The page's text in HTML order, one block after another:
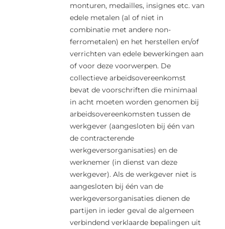
monturen, medailles, insignes etc. van
edele metalen (al of niet in
combinatie met andere non-
ferrometalen) en het herstellen en/of
verrichten van edele bewerkingen aan
of voor deze voorwerpen. De
collectieve arbeidsovereenkomst
bevat de voorschriften die minimaal
in acht moeten worden genomen bij
arbeidsovereenkomsten tussen de
werkgever (aangesloten bij één van
de contracterende
werkgeversorganisaties) en de
werknemer (in dienst van deze
werkgever). Als de werkgever niet is
aangesloten bij één van de
werkgeversorganisaties dienen de
partijen in ieder geval de algemeen
verbindend verklaarde bepalingen uit